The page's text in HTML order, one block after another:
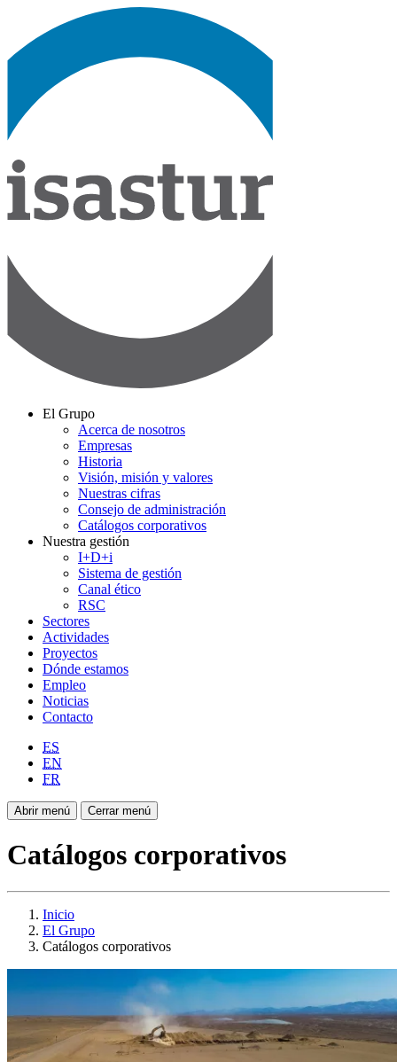
El Grupo
Acerca de nosotros
Empresas
Historia
Visión, misión y valores
Nuestras cifras
Consejo de administración
Catálogos corporativos
Nuestra gestión
I+D+i
Sistema de gestión
Canal ético
RSC
Sectores
Actividades
Proyectos
Dónde estamos
Empleo
Noticias
Contacto
ES
EN
FR
Abrir menú Cerrar menú
Catálogos corporativos
Inicio
El Grupo
Catálogos corporativos